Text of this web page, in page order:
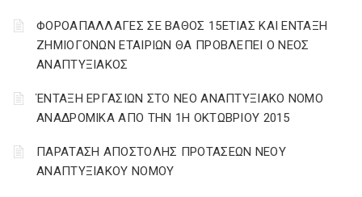
ΦΟΡΟΑΠΑΛΛΑΓΕΣ ΣΕ ΒΑΘΟΣ 15ΕΤΙΑΣ ΚΑΙ ΕΝΤΑΞΗ
ΖΗΜΙΟΓΟΝΩΝ ΕΤΑΙΡΙΩΝ ΘΑ ΠΡΟΒΛΕΠΕΙ Ο ΝΕΟΣ
ΑΝΑΠΤΥΞΙΑΚΟΣ
ΈΝΤΑΞΗ ΕΡΓΑΣΙΩΝ ΣΤΟ ΝΕΟ ΑΝΑΠΤΥΞΙΑΚΟ ΝΟΜΟ
ΑΝΑΔΡΟΜΙΚΑ ΑΠΟ ΤΗΝ 1Η ΟΚΤΩΒΡΙΟΥ 2015
ΠΑΡΑΤΑΣΗ ΑΠΟΣΤΟΛΗΣ ΠΡΟΤΑΣΕΩΝ ΝΕΟΥ
ΑΝΑΠΤΥΞΙΑΚΟΥ ΝΟΜΟΥ